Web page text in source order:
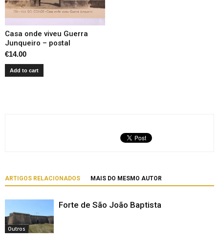
Casa onde viveu Guerra
Junqueiro – postal
€14.00
Add to cart
ARTIGOS RELACIONADOS MAIS DO MESMO AUTOR
Outros
Forte de São João Baptista